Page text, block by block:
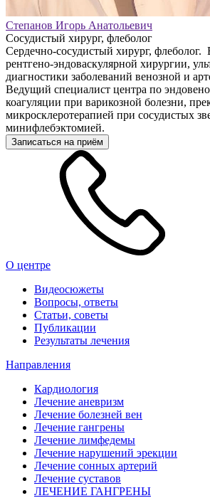
Степанов Игорь Анатольевич
Сосудистый хирург, флеболог
Сердечно-сосудистый хирург, флеболог.
рентгено-эндоваскулярной хирургии,
диагностики заболеваний венозной и
Ведущий специалист центра по
коагуляции при варикозной болезни,
микросклеротерапией при сосудистых
минифлебэктомией.
Записаться на приём
О центре
Видеосюжеты
Вопросы, ответы
Статьи, советы
Публикации
Результаты лечения
Направления
Кардиология
Лечение аневризм
Лечение болезней вен
Лечение гангрены
Лечение лимфедемы
Лечение нарушений эрекции
Лечение сонных артерий
Лечение суставов
ЛЕЧЕНИЕ ГАНГРЕНЫ